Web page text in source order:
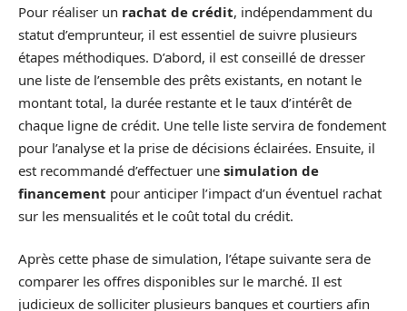
Pour réaliser un rachat de crédit, indépendamment du
statut d’emprunteur, il est essentiel de suivre plusieurs
étapes méthodiques. D’abord, il est conseillé de dresser
une liste de l’ensemble des prêts existants, en notant le
montant total, la durée restante et le taux d’intérêt de
chaque ligne de crédit. Une telle liste servira de fondement
pour l’analyse et la prise de décisions éclairées. Ensuite, il
est recommandé d’effectuer une simulation de
financement pour anticiper l’impact d’un éventuel rachat
sur les mensualités et le coût total du crédit.
Après cette phase de simulation, l’étape suivante sera de
comparer les offres disponibles sur le marché. Il est
judicieux de solliciter plusieurs banques et courtiers afin